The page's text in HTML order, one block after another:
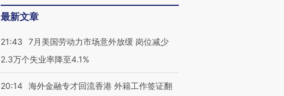
最新文章
21:43
7月美国劳动力市场意外放缓 岗位减少
2.3万个失业率降至4.1%
20:14 海外金融专才回流香港 外籍工作签证翻